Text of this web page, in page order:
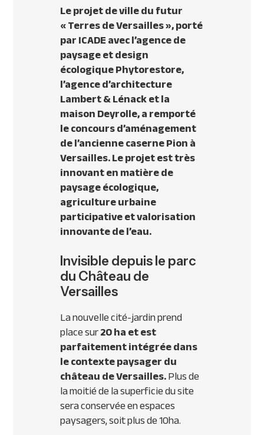
Le projet de ville du futur
« Terres de Versailles », porté
parICADEavecl’agence de
paysage et design
écologique Phytorestore,
l’agence d’architecture
Lambert & Lénack et la
maison Deyrolle,a remporté
le concours d’aménagement
de l’ancienne caserne Pion à
Versailles.Le projet est très
innovant en matière de
paysage écologique,
agriculture urbaine
participative et valorisation
innovante de l’eau.
Invisible depuis le parc
du Château de
Versailles
La nouvelle cité-jardin prend
place sur20 ha et est
parfaitement intégrée dans
le contexte paysager du
château de Versailles.Plus de
la moitié de la superficie du site
sera conservée en espaces
paysagers, soit plus de 10ha.